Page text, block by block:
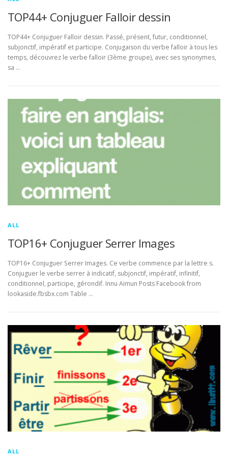
TOP44+ Conjuguer Falloir dessin
TOP44+ Conjuguer Falloir dessin. Passé, présent, futur, conditionnel,
subjonctif, impératif et participe. Conjugaison du verbe falloir à tous les
temps, découvrez le verbe falloir (3ème groupe), avec ses synonymes,
sa …
ALL
TOP16+ Conjuguer Serrer Images
TOP16+ Conjuguer Serrer Images. Ce verbe commence par la lettre s.
Conjuguer le verbe serrer à indicatif, subjonctif, impératif, infinitif,
conditionnel, participe, gérondif. Innu Aimun Posts Facebook from
lookaside.fbsbx.com Table …
ALL